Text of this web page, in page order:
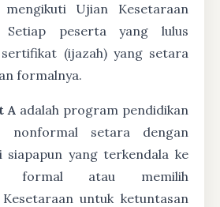
Ujian Kesetaraan
Setiap peserta yang lulus
(ijazah) yang setara
formalnya.
A adalah program pendidikan
nonformal setara dengan
siapapun yang terkendala ke
formal atau memilih
Kesetaraan untuk ketuntasan